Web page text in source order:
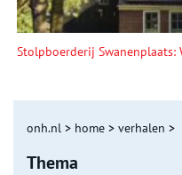
Stolpboerderij Swanenplaats:
onh.nl > home > verhalen >
Thema